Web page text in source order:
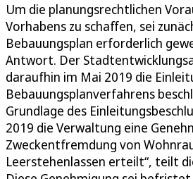
Um die planungsrechtlichen
Vorhabens zu schaffen, sei
Bebauungsplan erforderlich
Antwort. Der
daraufhin im Mai 2019 die
Bebauungsplanverfahrens
Grundlage des
2019 die Verwaltung eine
Zweckentfremdung von
Leerstehenlassen erteilt“, teilt